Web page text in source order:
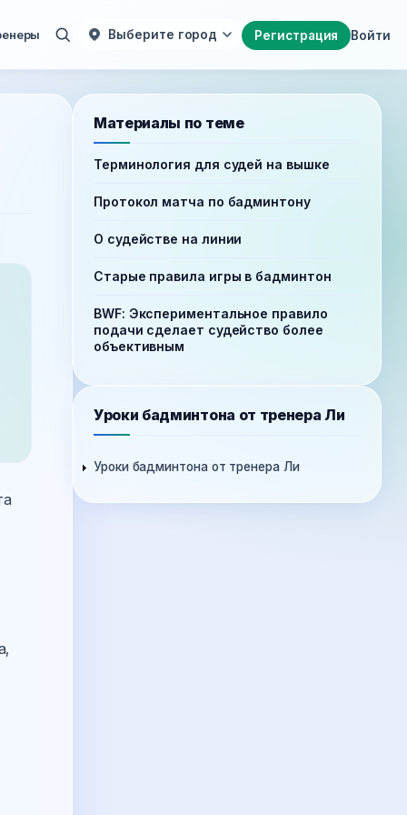
Регистрация Войти
Выберите город
Материалы по теме
Терминология для судей на вышке
Протокол матча по бадминтону
О судействе на линии
Старые правила игры в бадминтон
BWF: Экспериментальное правило
подачи сделает судейство более
объективным
Уроки бадминтона от тренера Ли
Уроки бадминтона от тренера Ли